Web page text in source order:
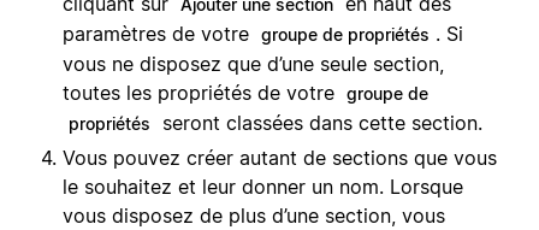
paramètres de votre groupe de propriétés . Si
vous ne disposez que d’une seule section,
toutes les propriétés de votre groupe de
propriétés
seront classées dans cette section.
Vous pouvez créer autant de sections que vous
le souhaitez et leur donner un nom. Lorsque
vous disposez de plus d’une section, vous